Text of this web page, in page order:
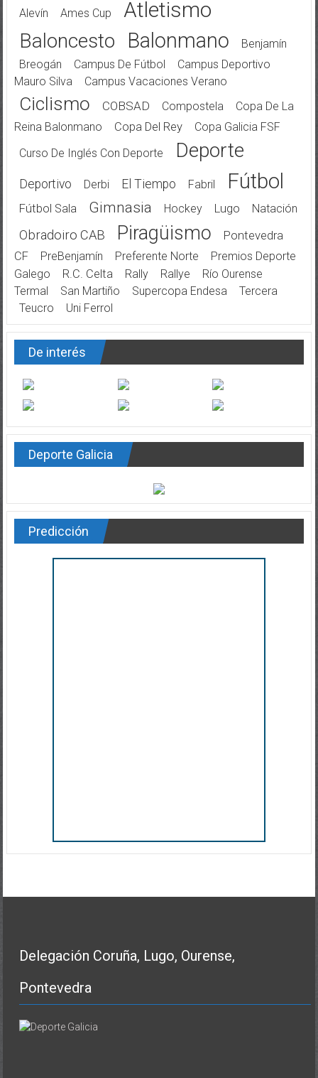
Alevín Ames Cup Atletismo
Baloncesto Balonmano
Benjamín
Breogán
Campus De Fútbol
Campus Deportivo
Mauro Silva
Campus Vacaciones Verano
Ciclismo COBSAD Compostela
Copa De La
Reina Balonmano
Copa Del Rey
Copa Galicia FSF
Curso De Inglés Con Deporte
Deporte
Deportivo Derbi El Tiempo Fabril Fútbol
Fútbol Sala Gimnasia Hockey Lugo Natación
Obradoiro CAB Piragüismo
Pontevedra
CF
PreBenjamín Preferente Norte
Premios Deporte
Galego
R.C. Celta Rally Rallye
Río Ourense
Termal
San Martiño Supercopa Endesa
Tercera
Teucro
Uni Ferrol
De interés
Deporte Galicia
Predicción
Delegación Coruña, Lugo, Ourense,
Pontevedra